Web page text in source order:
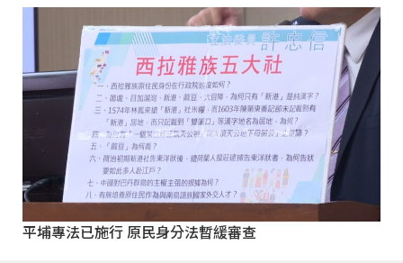
平埔專法已施行 原民身分法暫緩審查